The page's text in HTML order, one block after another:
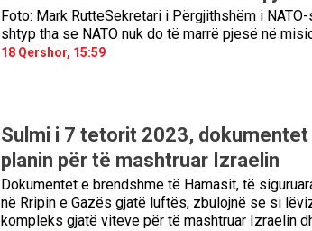
Foto: Mark RutteSekretari i Përgjithshëm i
shtyp tha se NATO nuk do të marrë pjesë në
18 Qershor, 15:59
Sulmi i 7 tetorit 2023,
planin për të mashtruar Izraelin
Dokumentet e brendshme të Hamasit, të
në Rripin e Gazës gjatë luftës, zbulojnë se si
kompleks gjatë viteve për të mashtruar Izraelin